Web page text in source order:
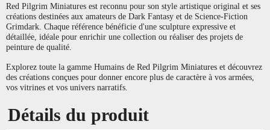
Red Pilgrim Miniatures est reconnu pour son style artistique original et ses
créations destinées aux amateurs de Dark Fantasy et de Science-Fiction
Grimdark. Chaque référence bénéficie d'une sculpture expressive et
détaillée, idéale pour enrichir une collection ou réaliser des projets de
peinture de qualité.
Explorez toute la gamme Humains de Red Pilgrim Miniatures et découvrez
des créations conçues pour donner encore plus de caractère à vos armées,
vos vitrines et vos univers narratifs.
Détails du produit